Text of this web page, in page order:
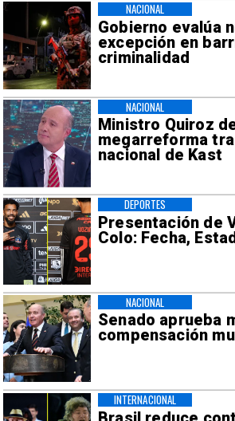
Gobierno evalúa
excepción en
criminalidad
NACIONAL
Ministro Quiroz
megarreforma
nacional de Kast
NACIONAL
Presentación de
Colo: Fecha,
DEPORTES
Senado aprueba
compensación
NACIONAL
INTERNACIONAL